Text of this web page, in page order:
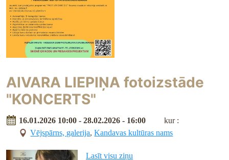
AIVARA LIEPIŅA fotoizstāde
"KONCERTS"
16.01.2026 10:00 - 28.02.2026 - 16:00
kur :
Vējspārns, galerija,Kandavas kultūras nams
Lasīt visu ziņu